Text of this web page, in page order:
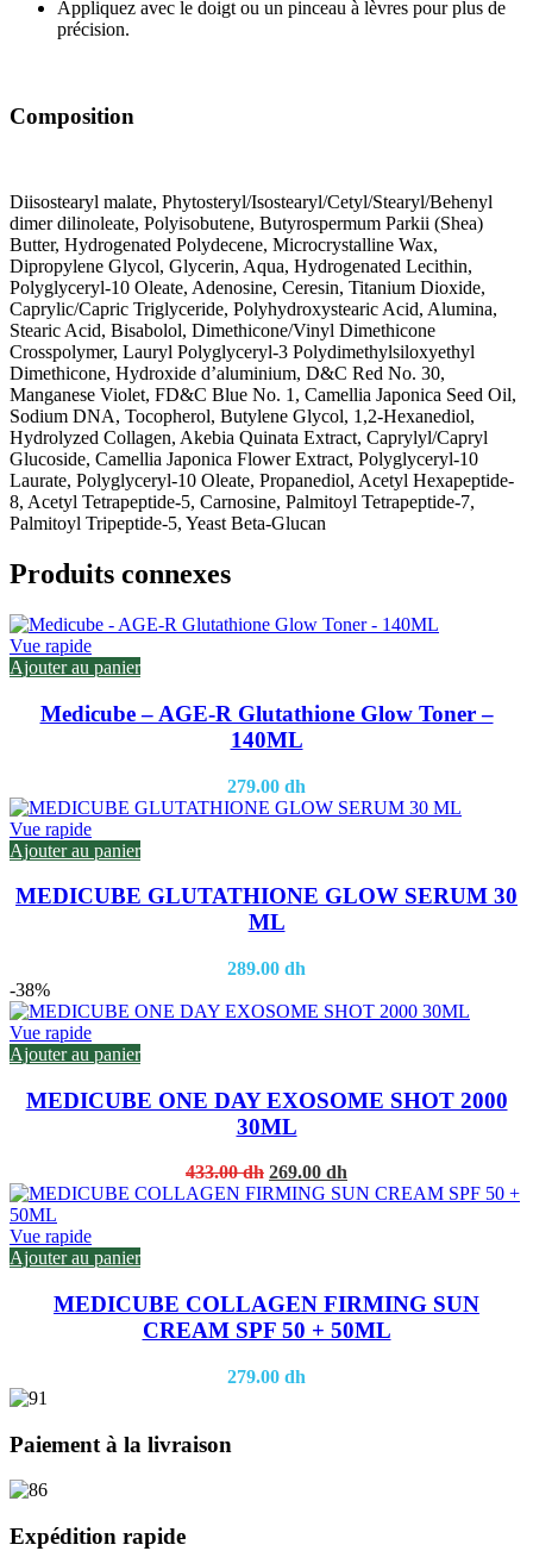
Appliquez avec le doigt ou un pinceau à lèvres pour plus de
précision.
Composition
Diisostearyl malate, Phytosteryl/Isostearyl/Cetyl/Stearyl/Behenyl
dimer dilinoleate, Polyisobutene, Butyrospermum Parkii (Shea)
Butter, Hydrogenated Polydecene, Microcrystalline Wax,
Dipropylene Glycol, Glycerin, Aqua, Hydrogenated Lecithin,
Polyglyceryl-10 Oleate, Adenosine, Ceresin, Titanium Dioxide,
Caprylic/Capric Triglyceride, Polyhydroxystearic Acid, Alumina,
Stearic Acid, Bisabolol, Dimethicone/Vinyl Dimethicone
Crosspolymer, Lauryl Polyglyceryl-3 Polydimethylsiloxyethyl
Dimethicone, Hydroxide d’aluminium, D&C Red No. 30,
Manganese Violet, FD&C Blue No. 1, Camellia Japonica Seed Oil,
Sodium DNA, Tocopherol, Butylene Glycol, 1,2-Hexanediol,
Hydrolyzed Collagen, Akebia Quinata Extract, Caprylyl/Capryl
Glucoside, Camellia Japonica Flower Extract, Polyglyceryl-10
Laurate, Polyglyceryl-10 Oleate, Propanediol, Acetyl Hexapeptide-
8, Acetyl Tetrapeptide-5, Carnosine, Palmitoyl Tetrapeptide-7,
Palmitoyl Tripeptide-5, Yeast Beta-Glucan
Produits connexes
Vue rapide
Ajouter au panier
Medicube – AGE-R Glutathione Glow Toner –
140ML
279.00 dh
Vue rapide
Ajouter au panier
MEDICUBE GLUTATHIONE GLOW SERUM 30
ML
289.00 dh
-38%
Vue rapide
Ajouter au panier
MEDICUBE ONE DAY EXOSOME SHOT 2000
30ML
433.00dh Original
price
269.00 dh
price
Vue rapide
Ajouter au panier
MEDICUBE COLLAGEN FIRMING SUN
CREAM SPF 50 + 50ML
279.00 dh
Paiement à la livraison
Expédition rapide